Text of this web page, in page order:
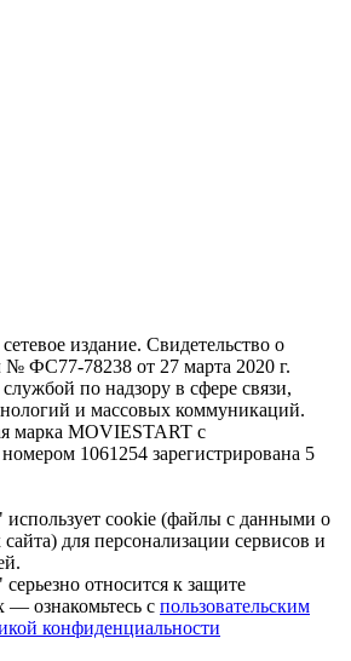
издание. Свидетельство о
ФС77-78238 от 27 марта 2020 г.
по надзору в сфере связи,
и массовых коммуникаций.
марка MOVIESTART с
1061254 зарегистрирована 5
cookie (файлы с данными о
для персонализации сервисов и
относится к защите
ознакомьтесь с пользовательским
конфиденциальности